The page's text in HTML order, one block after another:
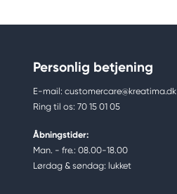
Personlig betjening
E-mail: customercare@kreatima.dk
Ring til os: 70 15 01 05
Åbningstider:
Man. - fre.: 08.00-18.00
Lørdag & søndag: lukket